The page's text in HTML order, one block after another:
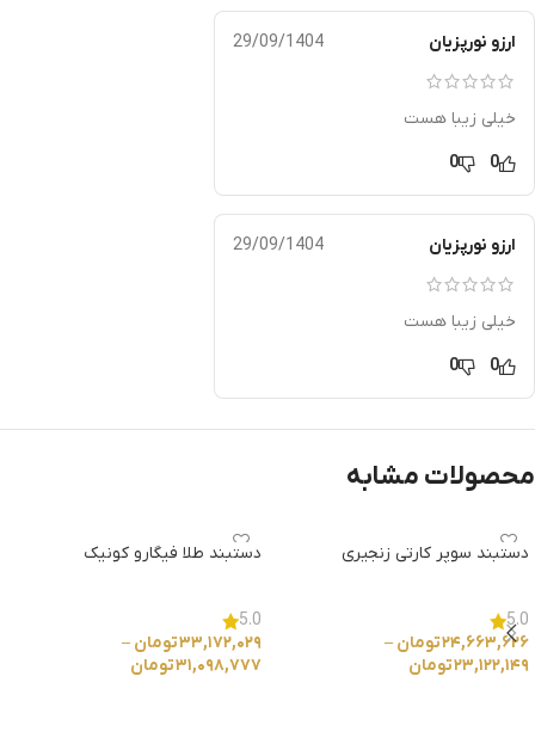
ارزو نورپزیان 29/09/1404
خیلی زیبا هست
0
0
ارزو نورپزیان 29/09/1404
خیلی زیبا هست
0
0
محصولات مشابه
دستبند سوپر کارتی زنجیری
5.0
۲۴,۶۶۳,۶۲۶تومان –
۲۳,۱۲۲,۱۴۹تومان
دستبند طلا فیگارو کونیک
5.0
۳۳,۱۷۲,۰۲۹تومان –
۳۱,۰۹۸,۷۷۷تومان